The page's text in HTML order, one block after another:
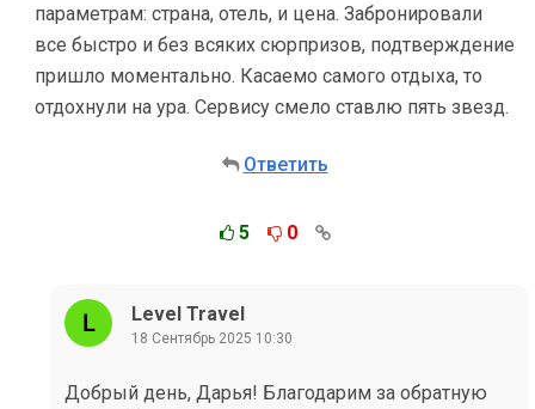
параметрам: страна, отель, и цена. Забронировали
все быстро и без всяких сюрпризов, подтверждение
пришло моментально. Касаемо самого отдыха, то
отдохнули на ура. Сервису смело ставлю пять звезд.
Ответить
5 0
Level Travel
18 Сентябрь 2025 10:30
Добрый день, Дарья! Благодарим за обратную